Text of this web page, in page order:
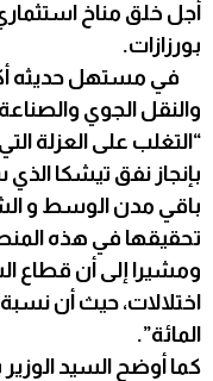
أجل خلق مناخ
بورزازات.
في مستهل حديثه
والنقل الجوي والصناعة
“التغلب على العزلة
بإنجاز نفق تيشكا
باقي مدن الوسط و
تحقيقها في هذه
ومشيرا إلى أن قطاع
المائة”.
كما أوضح السيد الوزير